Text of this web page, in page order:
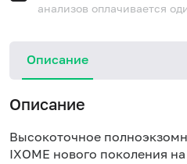
анализов оплачивается
Описание
Описание
Высокоточное
IXOME нового поколения